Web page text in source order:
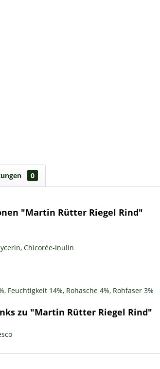
0
"Martin Rütter Riegel Rind"
Chicorée-Inulin
Feuchtigkeit 14%, Rohasche 4%, Rohfaser 3%
zu "Martin Rütter Riegel Rind"